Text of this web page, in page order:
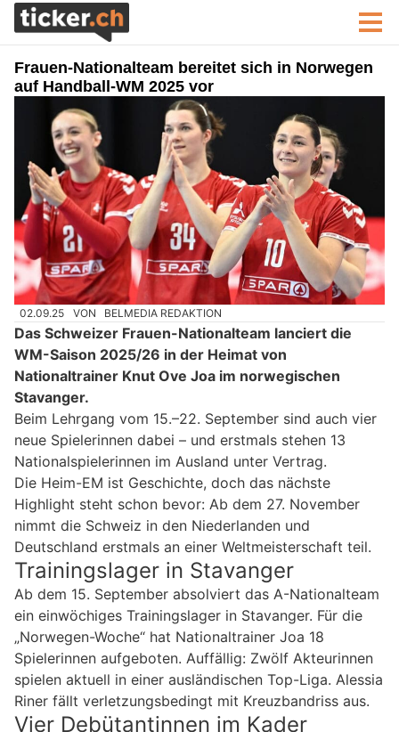
Frauen-Nationalteam bereitet sich in Norwegen
auf Handball-WM 2025 vor
02.09.25 VON BELMEDIA REDAKTION
Das Schweizer Frauen-Nationalteam lanciert die
WM-Saison 2025/26 in der Heimat von
Nationaltrainer Knut Ove Joa im norwegischen
Stavanger.
Beim Lehrgang vom 15.–22. September sind auch vier
neue Spielerinnen dabei – und erstmals stehen 13
Nationalspielerinnen im Ausland unter Vertrag.
Die Heim-EM ist Geschichte, doch das nächste
Highlight steht schon bevor: Ab dem 27. November
nimmt die Schweiz in den Niederlanden und
Deutschland erstmals an einer Weltmeisterschaft teil.
Trainingslager in Stavanger
Ab dem 15. September absolviert das A-Nationalteam
ein einwöchiges Trainingslager in Stavanger. Für die
„Norwegen-Woche“ hat Nationaltrainer Joa 18
Spielerinnen aufgeboten. Auffällig: Zwölf Akteurinnen
spielen aktuell in einer ausländischen Top-Liga. Alessia
Riner fällt verletzungsbedingt mit Kreuzbandriss aus.
Vier Debütantinnen im Kader